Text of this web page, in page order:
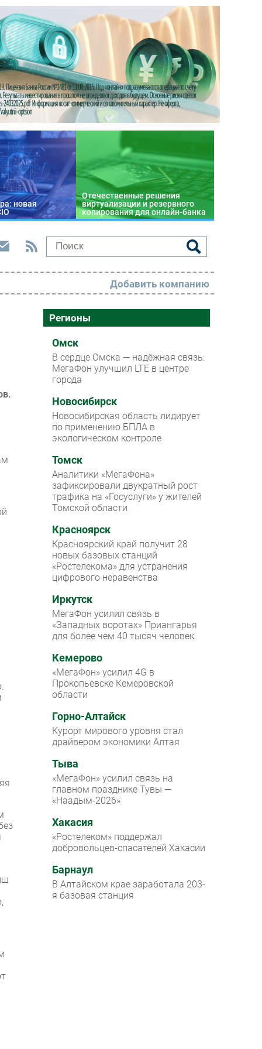
новая
Отечественные решения
виртуализации и резервного
копирования для онлайн-банка
РАЗДЕЛЫ
Новости
Аналитика
Интервью
Мероприятия
Проекты
IT класс
Тестовый стенд
Каталог компаний
Добавить компанию
Регионы
Омск
В сердце Омска — надёжная связь:
МегаФон улучшил LTE в центре
города
Новосибирск
Новосибирская область лидирует
по применению БПЛА в
экологическом контроле
Томск
Аналитики «МегаФона»
зафиксировали двукратный рост
трафика на «Госуслуги» у жителей
Томской области
Красноярск
Красноярский край получит 28
новых базовых станций
«Ростелекома» для устранения
цифрового неравенства
Иркутск
МегаФон усилил связь в
«Западных воротах» Приангарья
для более чем 40 тысяч человек
Кемерово
«МегаФон» усилил 4G в
Прокопьевске Кемеровской
области
Горно-Алтайск
Курорт мирового уровня стал
драйвером экономики Алтая
Тыва
«МегаФон» усилил связь на
главном празднике Тувы —
«Наадым-2026»
Хакасия
«Ростелеком» поддержал
добровольцев-спасателей Хакасии
Барнаул
В Алтайском крае заработала 203-
я базовая станция